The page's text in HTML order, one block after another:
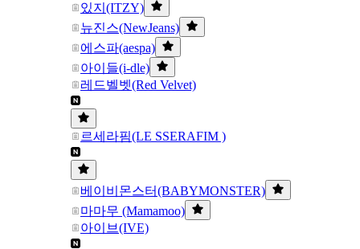
있지(ITZY)
뉴진스(NewJeans)
에스파(aespa)
아이들(i-dle)
레드벨벳(Red Velvet)
르세라핌(LE SSERAFIM )
베이비몬스터(BABYMONSTER)
마마무 (Mamamoo)
아이브(IVE)